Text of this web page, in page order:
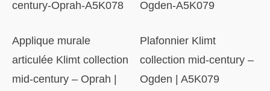
Applique murale
articulée Klimt collection
mid-century – Oprah |
Plafonnier Klimt
collection mid-century –
Ogden | A5K079